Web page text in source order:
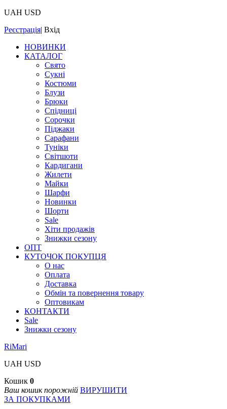
UAH USD
Реєстрація| Вхід
НОВИНКИ
КАТАЛОГ
Свято
Сукні
Костюми
Блузи
Брюки
Спідниці
Сорочки
Піджаки
Сарафани
Туніки
Світшоти
Кардигани
Жилети
Майки
Шарфи
Новинки
Шорти
Sale
Хіти продажів
Знижки сезону
ОПТ
КУТОЧОК ПОКУПЦЯ
О нас
Оплата
Доставка
Обмін та повернення товару
Оптовикам
КОНТАКТИ
Sale
Знижки сезону
RiMari
UAH USD
Кошик 0
Ваш кошик порожній ВИРУШИТИ
ЗА ПОКУПКАМИ